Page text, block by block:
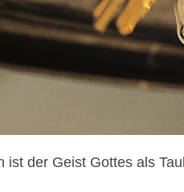
ist der Geist Gottes als